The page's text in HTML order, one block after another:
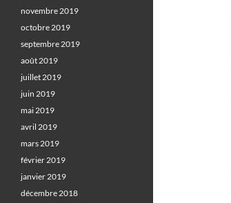
novembre 2019
octobre 2019
septembre 2019
août 2019
juillet 2019
juin 2019
mai 2019
avril 2019
mars 2019
février 2019
janvier 2019
décembre 2018